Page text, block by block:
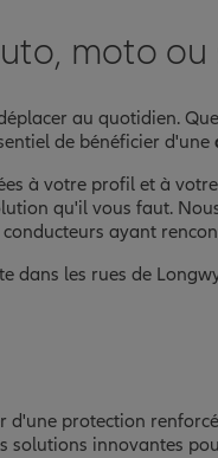
moto
au quotidien.
de bénéficier d'une
à votre profil et à
qu'il vous faut.
ayant
dans les rues de
protection
solutions innovantes